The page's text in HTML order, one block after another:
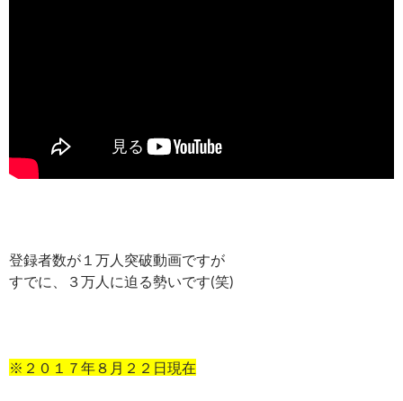
登録者数が１万人突破動画ですが
すでに、３万人に迫る勢いです(笑)
※２０１７年８月２２日現在